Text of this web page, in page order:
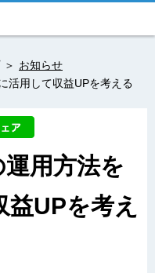
お知らせ
活用して収益UPを考える
用方法を
益UPを考え